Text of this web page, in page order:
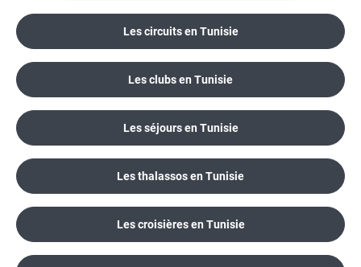
Les circuits en Tunisie
Les clubs en Tunisie
Les séjours en Tunisie
Les thalassos en Tunisie
Les croisières en Tunisie